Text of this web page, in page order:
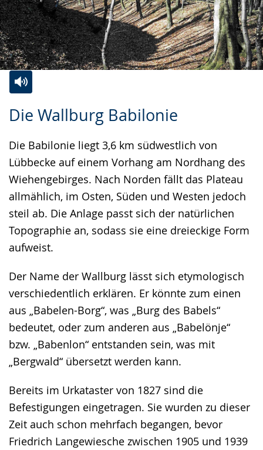
Die Wallburg Babilonie
Die Babilonie liegt 3,6 km südwestlich von
Lübbecke auf einem Vorhang am Nordhang des
Wiehengebirges. Nach Norden fällt das Plateau
allmählich, im Osten, Süden und Westen jedoch
steil ab. Die Anlage passt sich der natürlichen
Topographie an, sodass sie eine dreieckige Form
aufweist.
Der Name der Wallburg lässt sich etymologisch
verschiedentlich erklären. Er könnte zum einen
aus „Babelen-Borg“, was „Burg des Babels“
bedeutet, oder zum anderen aus „Babelönje“
bzw. „Babenlon“ entstanden sein, was mit
„Bergwald“ übersetzt werden kann.
Bereits im Urkataster von 1827 sind die
Befestigungen eingetragen. Sie wurden zu dieser
Zeit auch schon mehrfach begangen, bevor
Friedrich Langewiesche zwischen 1905 und 1939
Leichten
wechseln.
Audio-
Video
Deutscher
Gebärdensprache
wird
angezeigt.